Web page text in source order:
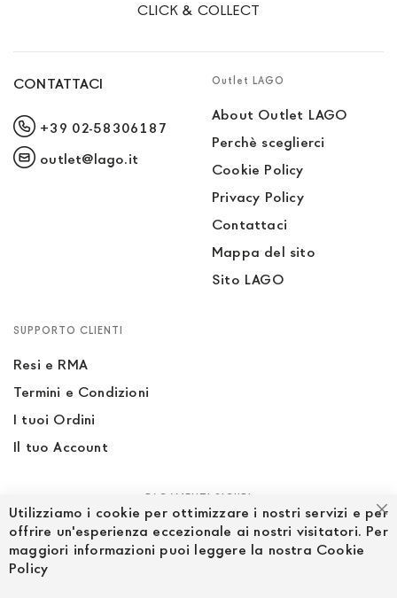
CLICK & COLLECT
CONTATTACI
+39 02-58306187
outlet@lago.it
Outlet LAGO
About Outlet LAGO
Perchè sceglierci
Cookie Policy
Privacy Policy
Contattaci
Mappa del sito
Sito LAGO
SUPPORTO CLIENTI
Resi e RMA
Termini e Condizioni
I tuoi Ordini
Il tuo Account
PAGAMENTI SICURI
Utilizziamo i cookie per ottimizzare i nostri servizi e per
offrire un'esperienza eccezionale ai nostri visitatori. Per
maggiori informazioni puoi leggere la nostra Cookie
Policy